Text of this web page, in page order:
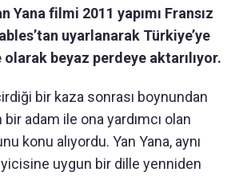
Yana filmi 2011 yapımı Fransız
uyarlanarak Türkiye’ye
beyaz perdeye aktarılıyor.
bir kaza sonrası boynundan
bir adam ile ona yardımcı olan
konu alıyordu. Yan Yana, aynı
uygun bir dille yenniden